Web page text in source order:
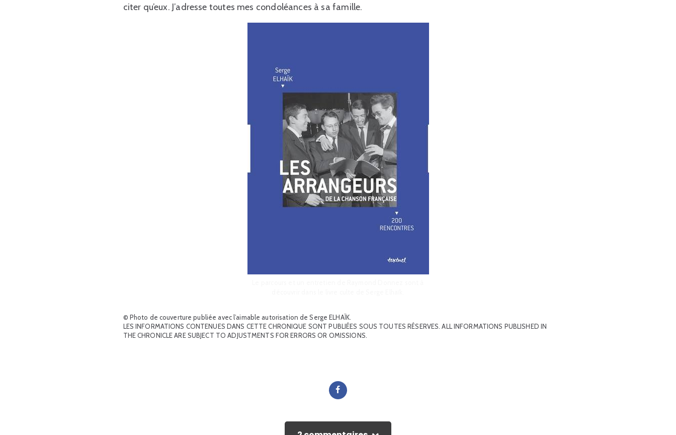
citer qu’eux. J’adresse toutes mes condoléances à sa famille.
© Photo de couverture publiée avec l’aimable autorisation de Serge ELHAÏK.
LES INFORMATIONS CONTENUES DANS CETTE CHRONIQUE SONT PUBLIÉES SOUS TOUTES RÉSERVES. ALL INFORMATIONS PUBLISHED IN
THE CHRONICLE ARE SUBJECT TO ADJUSTMENTS FOR ERRORS OR OMISSIONS.